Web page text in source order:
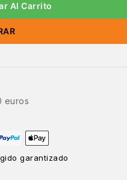
Al Carrito
euros
garantizado